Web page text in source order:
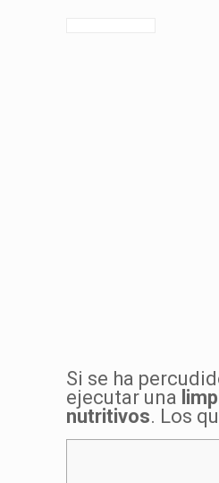
Si se ha
ejecutar una
nutritivos. Los